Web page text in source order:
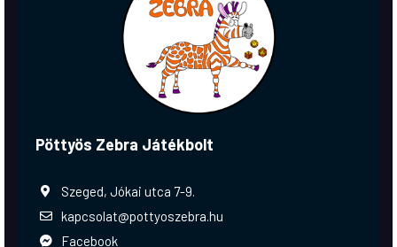
Pöttyös Zebra Játékbolt
Szeged, Jókai utca 7-9.
kapcsolat@pottyoszebra.hu
Facebook